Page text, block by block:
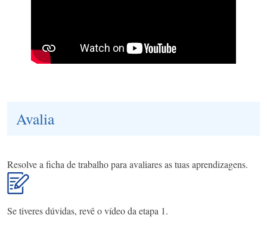
Avalia
Resolve a ficha de trabalho para avaliares as tuas aprendizagens.
Se tiveres dúvidas, revê o vídeo da etapa 1.